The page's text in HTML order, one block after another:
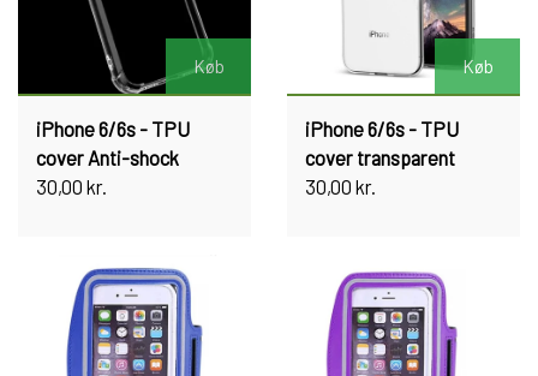
Køb
iPhone 6/6s - TPU
cover Anti-shock
30,00 kr.
Køb
iPhone 6/6s - TPU
cover transparent
30,00 kr.